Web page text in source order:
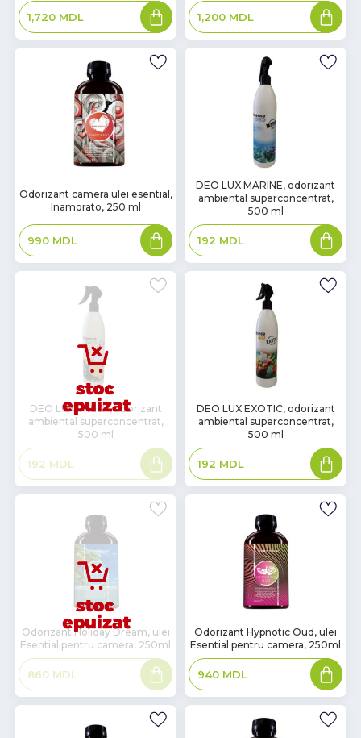
1,720 MDL
Adaugă
în
coș
1,200 MDL
Adaugă
în
coș
В
наличии
Odorizant camera ulei esential,
Inamorato, 250 ml
990 MDL
Adaugă
în
coș
В
наличии
DEO LUX MARINE, odorizant
ambiental superconcentrat,
500 ml
192 MDL
Adaugă
în
coș
DEO LUX FRESH, odorizant
ambiental superconcentrat,
500 ml
192 MDL
Citește
mai
mult
В
наличии
DEO LUX EXOTIC, odorizant
ambiental superconcentrat,
500 ml
192 MDL
Adaugă
în
coș
Odorizant Holiday Dream, ulei
Esential pentru camera, 250ml
860 MDL
Citește
mai
mult
В
наличии
Odorizant Hypnotic Oud, ulei
Esential pentru camera, 250ml
940 MDL
Adaugă
în
coș